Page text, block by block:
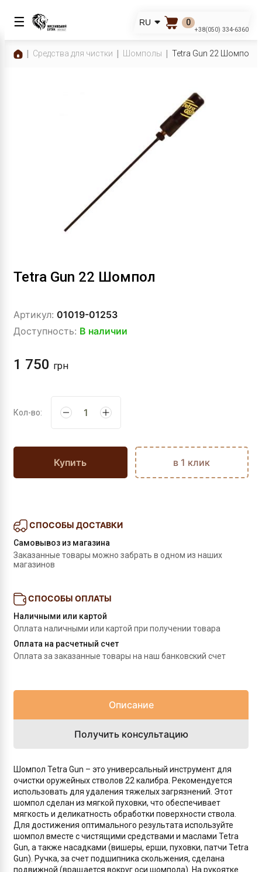
☰ RU 0
+38(050) 334-6360
Средства для чистки Шомполы Tetra Gun 22 Шомпол
Tetra Gun 22 Шомпол
Артикул: 01019-01253
Доступность: В наличии
1 750 грн
Кол-во:
Купить в 1 клик
СПОСОБЫ ДОСТАВКИ
Самовывоз из магазина
Заказанные товары можно забрать в одном из наших
магазинов
СПОСОБЫ ОПЛАТЫ
Наличными или картой
Оплата наличными или картой при получении товара
Оплата на расчетный счет
Оплата за заказанные товары на наш банковский счет
Описание
Получить консультацию
Шомпол Tetra Gun – это универсальный инструмент для
очистки оружейных стволов 22 калибра. Рекомендуется
использовать для удаления тяжелых загрязнений. Этот
шомпол сделан из мягкой пуховки, что обеспечивает
мягкость и деликатность обработки поверхности ствола.
Для достижения оптимального результата используйте
шомпол вместе с чистящими средствами и маслами Tetra
Gun, а также насадками (вишеры, ерши, пуховки, патчи Tetra
Gun). Ручка, за счет подшипника скольжения, сделана
подвижной (вращается вокруг оси шомпола). На рукоятке